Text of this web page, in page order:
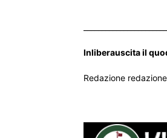
Inliberauscita il
Redazione